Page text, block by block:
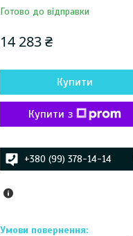
Готово до відправки
14 283 ₴
Купити
Купити з
+380 (99) 378-14-14